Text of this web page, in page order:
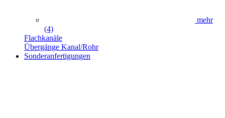
mehr
(4)
Flachkanäle
Übergänge Kanal/Rohr
Sonderanfertigungen